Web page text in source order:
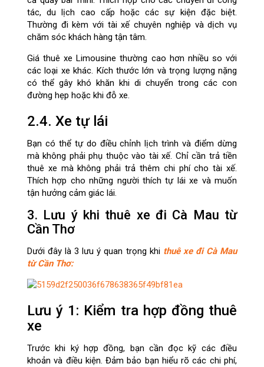
tác, du lịch cao cấp hoặc các sự kiện đặc biệt.
Thường đi kèm với tài xế chuyên nghiệp và dịch vụ
chăm sóc khách hàng tận tâm.
Giá thuê xe Limousine thường cao hơn nhiều so với
các loại xe khác. Kích thước lớn và trọng lượng nặng
có thể gây khó khăn khi di chuyển trong các con
đường hẹp hoặc khi đỗ xe.
2.4. Xe tự lái
Bạn có thể tự do điều chỉnh lịch trình và điểm dừng
mà không phải phụ thuộc vào tài xế. Chỉ cần trả tiền
thuê xe mà không phải trả thêm chi phí cho tài xế.
Thích hợp cho những người thích tự lái xe và muốn
tận hưởng cảm giác lái.
3. Lưu ý khi thuê xe đi Cà Mau từ
Cần Thơ
Dưới đây là 3 lưu ý quan trọng khi thuê xe đi Cà Mau
từ Cần Thơ:
Lưu ý 1: Kiểm tra hợp đồng thuê
xe
Trước khi ký hợp đồng, bạn cần đọc kỹ các điều
khoản và điều kiện. Đảm bảo bạn hiểu rõ các chi phí,